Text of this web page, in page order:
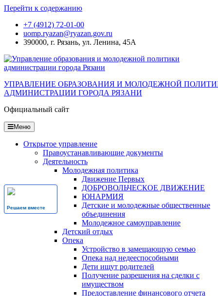
Перейти к содержанию
+7 (4912) 72-01-00
uomp.ryazan@ryazan.gov.ru
390000, г. Рязань, ул. Ленина, 45А
Решаем вместе
УПРАВЛЕНИЕ ОБРАЗОВАНИЯ И МОЛОДЕЖНОЙ
АДМИНИСТРАЦИИ ГОРОДА РЯЗАНИ
Официальный сайт
Меню
Открытое управление
Правоустанавливающие документы
Деятельность
Молодежная политика
Движение Первых
ДОБРОВОЛЬЧЕСКОЕ ДВИЖЕНИЕ
ЮНАРМИЯ
Детские и молодежные общественные
объединения
Молодежное самоуправление
Детский отдых
Опека
Устройство в замещающую семью
Опека над недееспособными
Дети ищут родителей
Получение разрешения на сделки с
имуществом
Предоставление финансового отчета